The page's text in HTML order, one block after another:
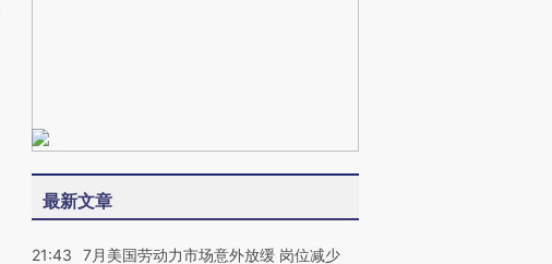
最新文章
21:43
7月美国劳动力市场意外放缓 岗位减少